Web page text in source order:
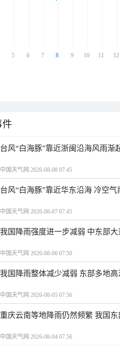
5 6 7 8 9 10 11 12
件
台风“白海豚”靠近浙闽沿海风雨渐
中国天气网 2026-08-08 07:45
台风“白海豚”靠近华东沿海 冷空
中国天气网 2026-08-07 07:45
我国降雨强度进一步减弱 中东部
中国天气网 2026-08-06 07:50
我国降雨整体减少减弱 东部多地
中国天气网 2026-08-05 07:56
重庆云南等地降雨仍然频繁 我国
中国天气网 2026-08-04 07:56